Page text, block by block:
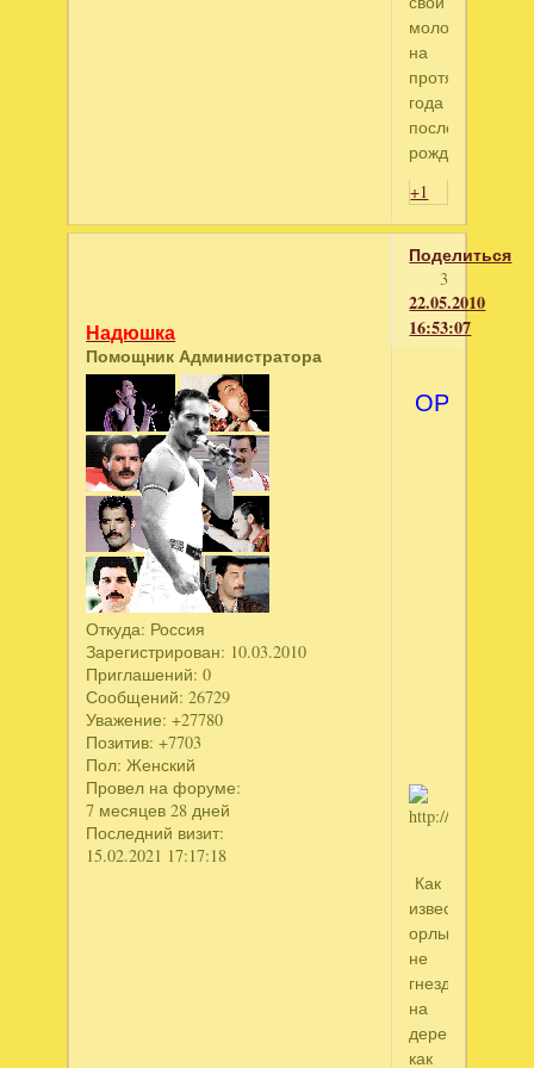
молодняк
на
протяжении
года
после
рождения.
+1
Поделиться
3
22.05.2010
16:53:07
Надюшка
Помощник Администратора
Откуда: Россия
Зарегистрирован: 10.03.2010
Приглашений: 0
Сообщений: 26729
Уважение: +27780
Позитив: +7703
Пол: Женский
Провел на форуме:
7 месяцев 28 дней
Последний визит:
15.02.2021 17:17:18
ОРЁЛ
Как
известно,
орлы
не
гнездуются
на
деревьях,
как